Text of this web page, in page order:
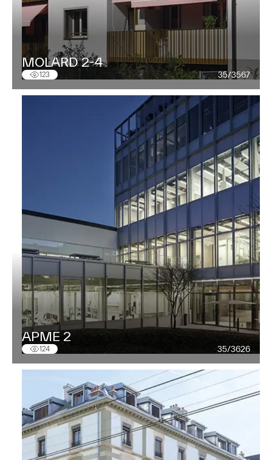
MOLARD 2-4
123 35/3567
APME 2
124 35/3626